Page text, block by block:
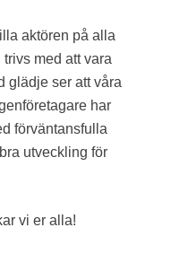
aktören på alla
med att vara
glädje ser att våra
har
förväntansfulla
utveckling för
vi er alla!